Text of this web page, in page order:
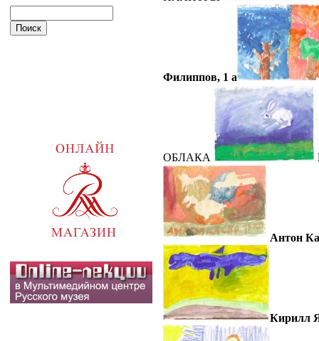
Филиппов, 1 а
ОБЛАКА
Антон
Кирилл